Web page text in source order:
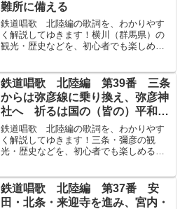
難所に備える
鉄道唱歌 北陸編の歌詞を、わかりやす
く解説してゆきます！横川（群馬県）の
観光・歴史などを、初心者でも楽しめる
のみどりもかげきえてはや横川よこかわ
につきにけりおりよ人々ひ...
鉄道唱歌 北陸編 第39番 三条
からは弥彦線に乗り換え、弥彦神
社へ 祈るは国の（皆の）平和の
ため
鉄道唱歌 北陸編の歌詞を、わかりやす
く解説してゆきます！三条・彌彦の観
光・歴史などを、初心者でも楽しめるよ
りよと人はをしへたり吾わが身みは何も
祈いのらねどいのるは君き...
鉄道唱歌 北陸編 第37番 安
田・北条・来迎寺を進み、宮内・